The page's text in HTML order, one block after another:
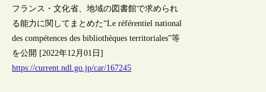
フランス・文化省、地域の図書館で求められ
る能力に関してまとめた“Le référentiel national
des compétences des bibliothèques territoriales”等
を公開 [2022年12月01日]
https://current.ndl.go.jp/car/167245